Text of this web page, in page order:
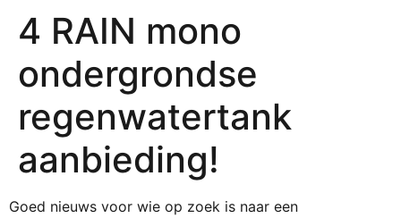
4 RAIN mono
ondergrondse
regenwatertank
aanbieding!
Goed nieuws voor wie op zoek is naar een